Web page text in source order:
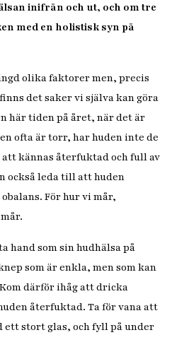
inifrån och ut, och om tre
med en holistisk syn på
olika faktorer men, precis
det saker vi själva kan göra
här tiden på året, när det är
ofta är torr, har huden inte de
kännas återfuktad och full av
också leda till att huden
För hur vi mår,
hand som sin hudhälsa på
som är enkla, men som kan
därför ihåg att dricka
återfuktad. Ta för vana att
ett stort glas, och fyll på under